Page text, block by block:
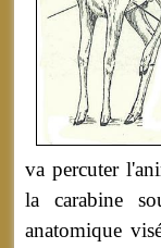
va percuter
la carabine
anatomique